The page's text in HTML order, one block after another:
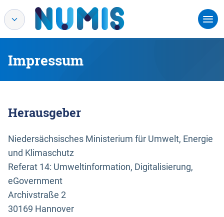
Impressum
Herausgeber
Niedersächsisches Ministerium für Umwelt, Energie
und Klimaschutz
Referat 14: Umweltinformation, Digitalisierung,
eGovernment
Archivstraße 2
30169 Hannover